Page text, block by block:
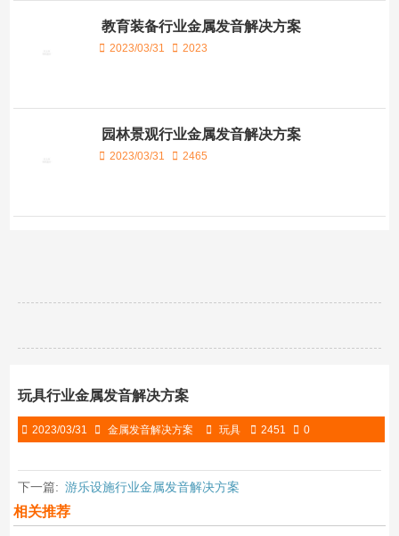
教育装备行业金属发音解决方案
2023/03/31 2023
园林景观行业金属发音解决方案
2023/03/31 2465
玩具行业金属发音解决方案
2023/03/31 金属发音解决方案 玩具 2451 0
下一篇: 游乐设施行业金属发音解决方案
相关推荐